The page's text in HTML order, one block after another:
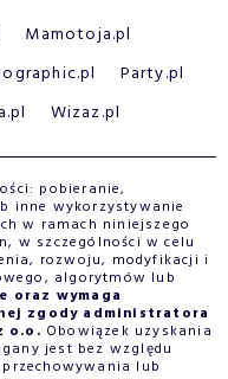
Mamotoja.pl
Party.pl
Wizaz.pl
pobieranie,
inne wykorzystywanie
w ramach niniejszego
w szczególności w celu
rozwoju, modyfikacji i
algorytmów lub
oraz wymaga
zgody administratora
o.o. Obowiązek uzyskania
jest bez względu
lub